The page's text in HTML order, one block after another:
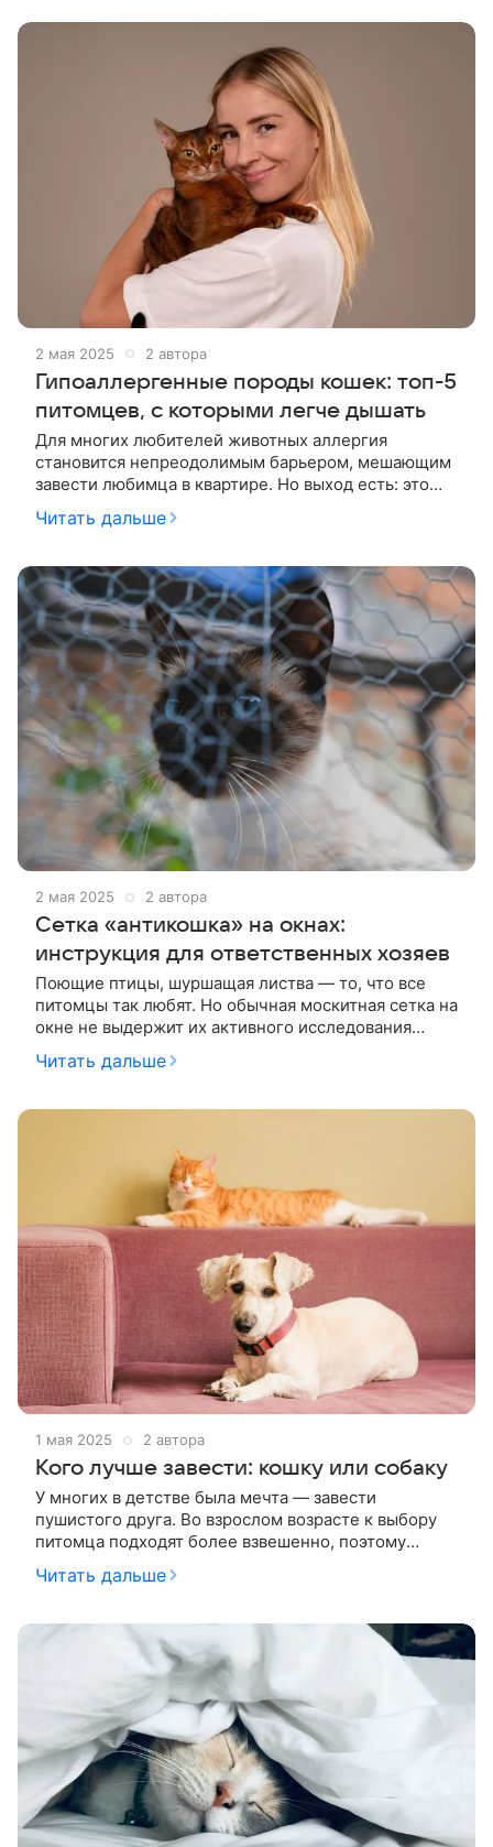
2 мая 2025 2 автора
Гипоаллергенные породы кошек: топ-5
питомцев, с которыми легче дышать
Для многих любителей животных аллергия
становится непреодолимым барьером, мешающим
завести любимца в квартире. Но выход есть: это
вызывают чихание и условно безопасны для
Читать дальше
2 мая 2025 2 автора
Сетка «антикошка» на окнах:
инструкция для ответственных хозяев
Поющие птицы, шуршащая листва — то, что все
питомцы так любят. Но обычная москитная сетка на
окне не выдержит их активного исследования
окружающего мира. Сохранить безопасный обзор и
защитить от неожиданностей поможет
Читать дальше
1 мая 2025 2 автора
Кого лучше завести: кошку или собаку
У многих в детстве была мечта — завести
пушистого друга. Во взрослом возрасте к выбору
питомца подходят более взвешенно, поэтому
возникает множество вопросов, например кого
лучше завести — кошку или собаку, подойдет
Читать дальше